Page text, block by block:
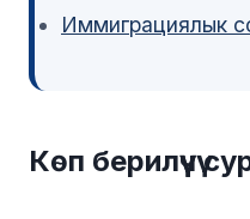
Иммиграциялык
Көп берилүүчү